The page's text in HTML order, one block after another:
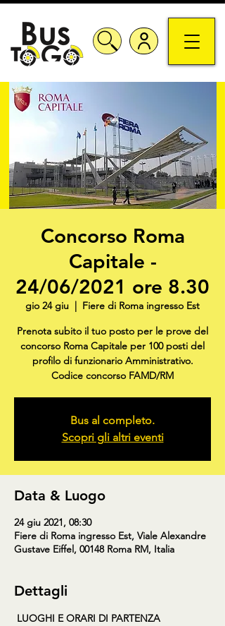
Concorso Roma
Capitale -
24/06/2021 ore 8.30
gio 24 giu
  |
Fiere di Roma ingresso Est
Prenota subito il tuo posto per le prove del
concorso Roma Capitale per 100 posti del
profilo di funzionario Amministrativo.
Codice concorso FAMD/RM
Bus al completo.
Scopri gli altri eventi
Data & Luogo
24 giu 2021, 08:30
Fiere di Roma ingresso Est, Viale Alexandre
Gustave Eiffel, 00148 Roma RM, Italia
Dettagli
LUOGHI E ORARI DI PARTENZA